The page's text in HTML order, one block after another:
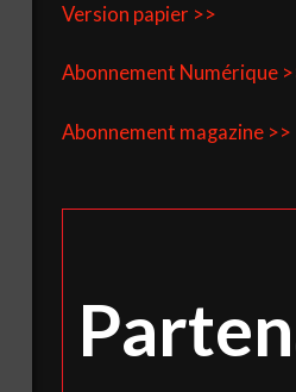
Version papier >>
Abonnement Numérique
Abonnement magazine >>